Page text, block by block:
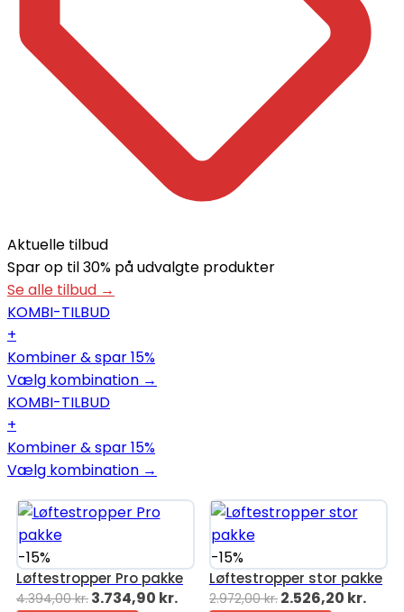
Aktuelle tilbud
Spar op til 30% på udvalgte produkter
Se alle tilbud →
KOMBI-TILBUD
+
Kombiner & spar 15%
Vælg kombination →
KOMBI-TILBUD
+
Kombiner & spar 15%
Vælg kombination →
-15%
Løftestropper Pro pakke
4.394,00kr. Den
3.734,90 kr.Den
-15%
Løftestropper stor pakke
2.972,00kr. Den
2.526,20 kr.Den